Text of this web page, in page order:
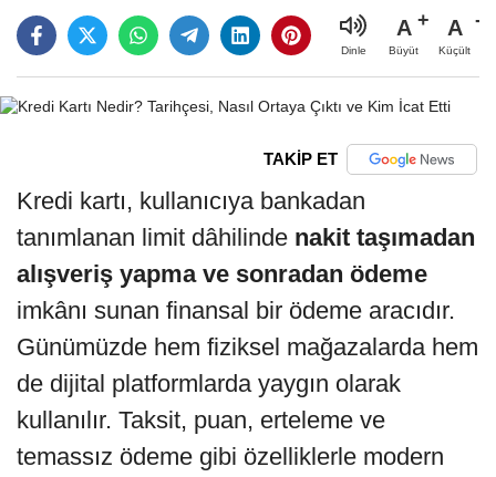
Dinle
A
Büyüt
A
Küçült
TAKİP ET
Kredi kartı, kullanıcıya bankadan
tanımlanan limit dâhilinde nakit taşımadan
alışveriş yapma ve sonradan ödeme
imkânı sunan finansal bir ödeme aracıdır.
Günümüzde hem fiziksel mağazalarda hem
de dijital platformlarda yaygın olarak
kullanılır. Taksit, puan, erteleme ve
temassız ödeme gibi özelliklerle modern